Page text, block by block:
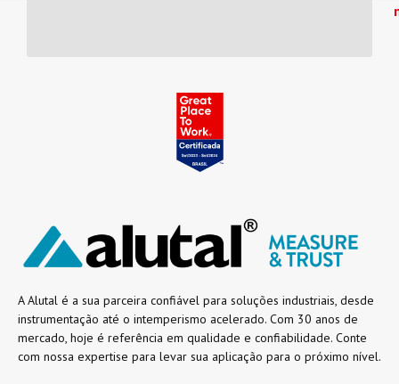
A Alutal é a sua parceira confiável para soluções industriais, desde
instrumentação até o intemperismo acelerado. Com 30 anos de
mercado, hoje é referência em qualidade e confiabilidade. Conte
com nossa expertise para levar sua aplicação para o próximo nível.